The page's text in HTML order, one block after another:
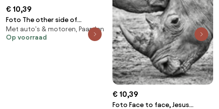
€ 10,39
Foto The other side of
Hamburg, Stefan Eisele
Met auto's & motoren, Paarden
Op voorraad
€ 10,39
Foto Face to face, Jesus